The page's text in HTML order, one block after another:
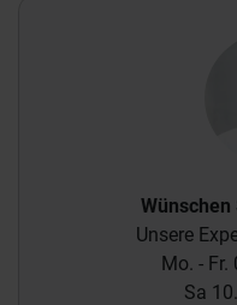
Wünschen
Unsere
Mo. - Fr.
Sa